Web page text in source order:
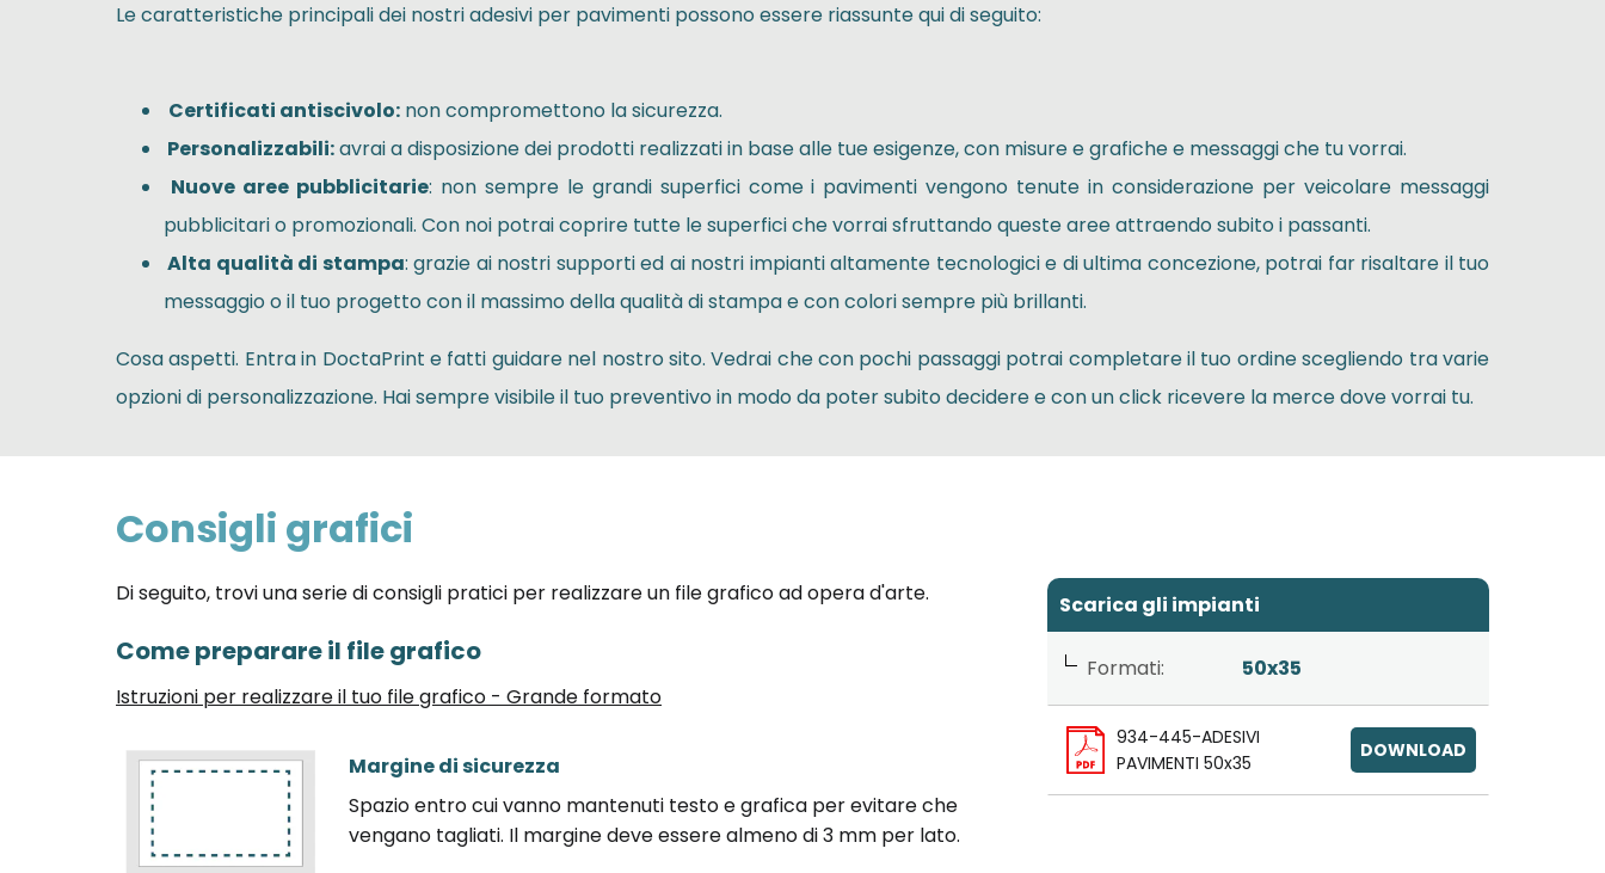
Le caratteristiche principali dei nostri adesivi per pavimenti possono essere riassunte qui di seguito:
Certificati antiscivolo: non compromettono la sicurezza.
Personalizzabili:avrai a disposizione dei prodotti realizzati in base alle tue esigenze, con misure e grafiche e messaggi che tu vorrai.
Nuove aree pubblicitarie: non sempre le grandi superfici come i pavimenti vengono tenute in considerazione per veicolare messaggi
pubblicitari o promozionali. Con noi potrai coprire tutte le superfici che vorrai sfruttando queste aree attraendo subito i passanti.
Alta qualità di stampa: grazie ai nostri supporti ed ai nostri impianti altamente tecnologici e di ultima concezione, potrai far risaltare il tuo
messaggio o il tuo progetto con il massimo della qualità di stampa e con colori sempre più brillanti.
Cosa aspetti. Entra in DoctaPrint e fatti guidare nel nostro sito. Vedrai che con pochi passaggi potrai completare il tuo ordine scegliendo tra varie
opzioni di personalizzazione. Hai sempre visibile il tuo preventivo in modo da poter subito decidere e con un click ricevere la merce dove vorrai tu.
Consigli grafici
Di seguito, trovi una serie di consigli pratici per realizzare un file grafico ad opera d'arte.
Come preparare il file grafico
Istruzioni per realizzare il tuo file grafico - Grande formato
Margine di sicurezza
Spazio entro cui vanno mantenuti testo e grafica per evitare che
vengano tagliati. Il margine deve essere almeno di 3 mm per lato.
Scarica gli impianti
Formati: 50x35
934-445-ADESIVI
PAVIMENTI 50x35
DOWNLOAD